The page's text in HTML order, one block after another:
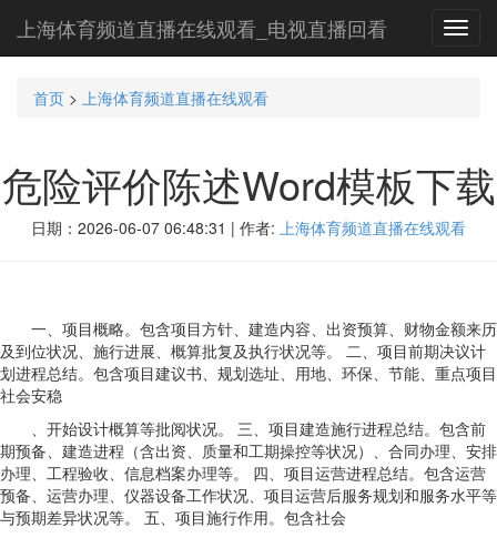
上海体育频道直播在线观看_电视直播回看
首页 > 上海体育频道直播在线观看
危险评价陈述Word模板下载
日期：2026-06-07 06:48:31 | 作者: 上海体育频道直播在线观看
一、项目概略。包含项目方针、建造内容、出资预算、财物金额来历
及到位状况、施行进展、概算批复及执行状况等。 二、项目前期决议计
划进程总结。包含项目建议书、规划选址、用地、环保、节能、重点项目
社会安稳
、开始设计概算等批阅状况。 三、项目建造施行进程总结。包含前
期预备、建造进程（含出资、质量和工期操控等状况）、合同办理、安排
办理、工程验收、信息档案办理等。 四、项目运营进程总结。包含运营
预备、运营办理、仪器设备工作状况、项目运营后服务规划和服务水平等
与预期差异状况等。 五、项目施行作用。包含社会